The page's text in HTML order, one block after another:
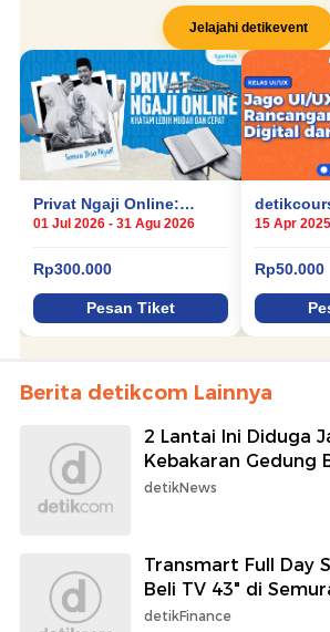
Berita detikcom Lainnya
2 Lantai Ini Diduga
Kebakaran Gedung
detikNews
Transmart Full Day
Beli TV 43" di
detikFinance